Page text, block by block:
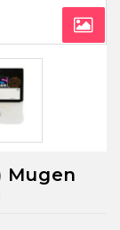
Mugen